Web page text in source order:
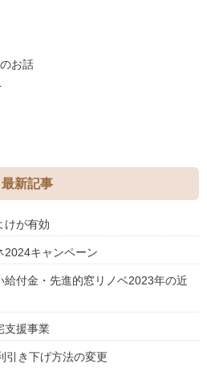
お話
最新記事
けが有効
2024キャンペーン
給付金・先進的窓リノベ2023年の近
支援事業
き下げ方法の変更